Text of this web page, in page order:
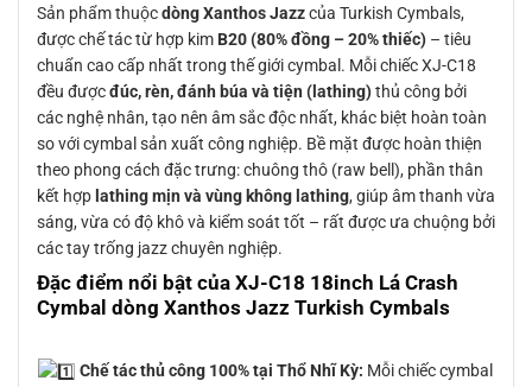
Sản phẩm thuộcdòng Xanthos Jazzcủa Turkish Cymbals,
được chế tác từ hợp kim B20 (80% đồng – 20% thiếc) – tiêu
chuẩn cao cấp nhất trong thế giới cymbal. Mỗi chiếc XJ-C18
đều đượcđúc, rèn, đánh búa và tiện (lathing)thủ công bởi
các nghệ nhân, tạo nên âm sắc độc nhất, khác biệt hoàn toàn
so với cymbal sản xuất công nghiệp. Bề mặt được hoàn thiện
theo phong cách đặc trưng: chuông thô (raw bell), phần thân
kết hợp lathing mịn và vùng không lathing, giúp âm thanh vừa
sáng, vừa có độ khô và kiểm soát tốt – rất được ưa chuộng bởi
các tay trống jazz chuyên nghiệp.
Đặc điểm nổi bật của XJ-C18 18inch Lá Crash
Cymbal dòng Xanthos Jazz Turkish Cymbals
Chế tác thủ công 100% tại Thổ Nhĩ Kỳ: Mỗi chiếc cymbal